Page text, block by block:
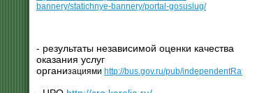
bannery/statichnye-bannery/portal-gosuslug/
- результаты независимой оценки качества
оказания услуг
организациями http://bus.gov.ru/pub/independentRating/list